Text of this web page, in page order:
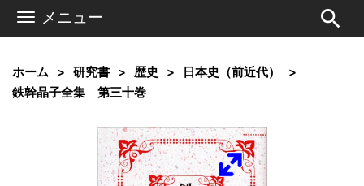
メニュー search
ホーム 研究書 歴史
日本史（前近代）
鉄幹晶子全集 第三十巻